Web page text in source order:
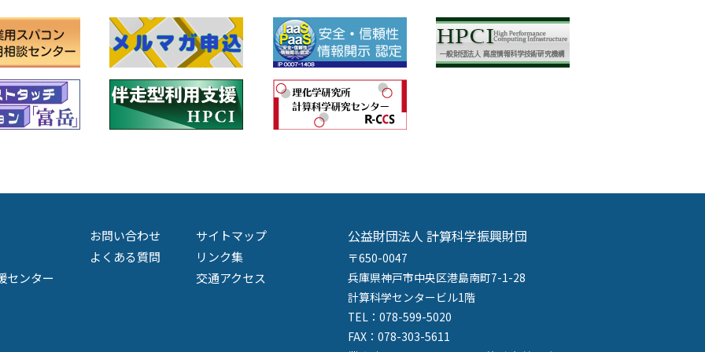
センター
お問い合わせ
よくある質問
サイトマップ
リンク集
交通アクセス
公益財団法人 計算科学振興財団
〒650-0047
兵庫県神戸市中央区港島南町7-1-28
計算科学センタービル1階
TEL：078-599-5020
FAX：078-303-5611